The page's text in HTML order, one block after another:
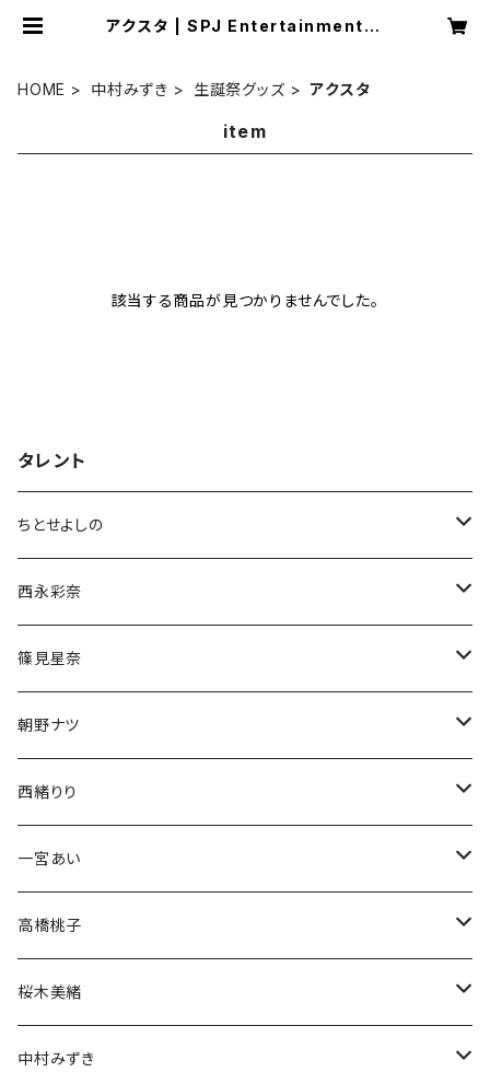
アクスタ | SPJ Entertainment オ
HOME 中村みずき 生誕祭グッズ アクスタ
item
該当する商品が見つかりませんでした。
タレント
ちとせよしの
チェキ
ブロマイド
CD
生誕グッズ
アクスタ
Tシャツ
西永彩奈
チェキ
ブロマイド
生誕グッズ
篠見星奈
チェキ
ブロマイド
生誕グッズ
生誕グッズ
Tシャツ
アクスタ
朝野ナツ
チェキ
ブロマイド
生誕グッズ
アクスタ
Tシャツ
西緒りり
チェキ
ブロマイド
生誕グッズ
アクスタ
一宮あい
チェキ
ブロマイド
生誕グッズ
高橋桃子
チェキ
アクスタ
ブロマイド
桜木美緒
チェキ
中村みずき